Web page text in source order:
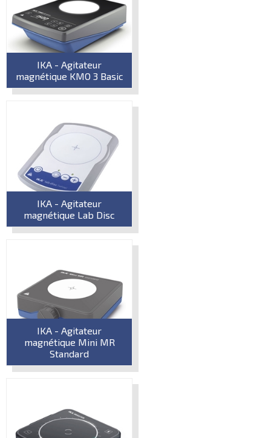
IKA - Agitateur
magnétique KMO 3 Basic
IKA - Agitateur
magnétique Lab Disc
IKA - Agitateur
magnétique Mini MR
Standard